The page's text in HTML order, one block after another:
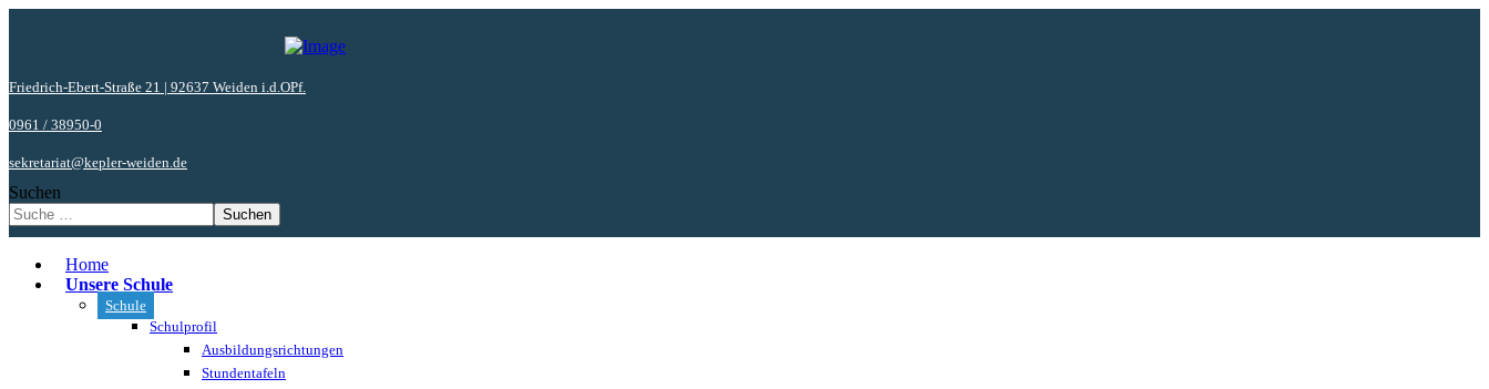
Friedrich-Ebert-Straße 21 | 92637 Weiden i.d.OPf.
0961 / 38950-0
sekretariat@kepler-weiden.de
Suchen
Suchen
Home
Unsere Schule
Schule
Schulprofil
Ausbildungsrichtungen
Stundentafeln